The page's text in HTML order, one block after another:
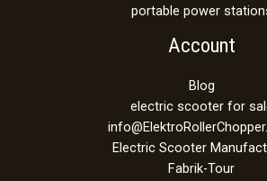
portable power
Account
Blog
electric scooter for
Electric Scooter
Fabrik-Tour